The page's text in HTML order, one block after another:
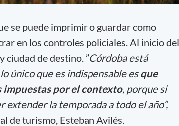
se puede imprimir o guardar como
en los controles policiales. Al inicio del
ciudad de destino. ”Córdoba está
único que es indispensable esque
por el contexto, porque si
extender la temporada a todo el año”,
de turismo, Esteban Avilés.